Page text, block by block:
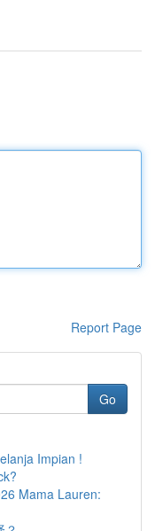
Report Page
Go
Impian !
Mama Lauren: